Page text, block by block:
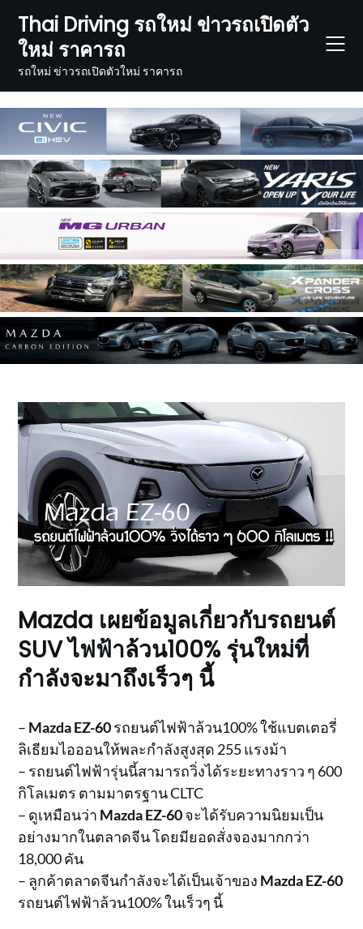
content
Thai Driving รถใหม่ ข่าวรถเปิดตัว
ใหม่ ราคารถ
รถใหม่ ข่าวรถเปิดตัวใหม่ ราคารถ
Mazda เผยข้อมูลเกี่ยวกับรถยนต์
SUV ไฟฟ้าล้วน100% รุ่นใหม่ที่
กำลังจะมาถึงเร็วๆ นี้
– Mazda EZ-60รถยนต์ไฟฟ้าล้วน100% ใช้แบตเตอรี่
ลิเธียมไอออนให้พละกำลังสูงสุด 255 แรงม้า
– รถยนต์ไฟฟ้ารุ่นนี้สามารถวิ่งได้ระยะทางราว ๆ 600
กิโลเมตร ตามมาตรฐาน CLTC
– ดูเหมือนว่า Mazda EZ-60จะได้รับความนิยมเป็น
อย่างมากในตลาดจีน โดยมียอดสั่งจองมากกว่า
18,000 คัน
– ลูกค้าตลาดจีนกำลังจะได้เป็นเจ้าของ Mazda EZ-60
รถยนต์ไฟฟ้าล้วน100% ในเร็วๆ นี้